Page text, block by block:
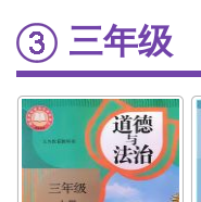
三年级